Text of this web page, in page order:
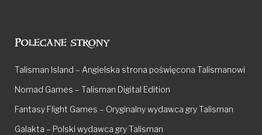
Polecane strony
Talisman Island – Angielska strona poświęcona Talismanowi
Nomad Games – Talisman Digital Edition
Fantasy Flight Games – Oryginalny wydawca gry Talisman
Galakta – Polski wydawca gry Talisman